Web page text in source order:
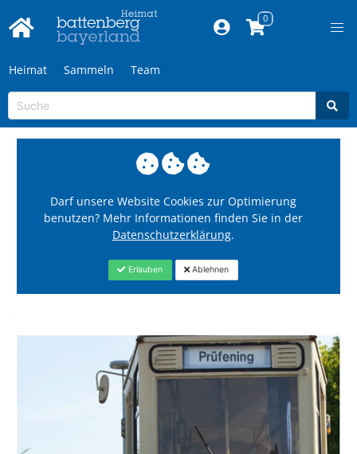
Heimat Sammeln Team
Darf unsere Website Cookies zur Optimierung
benutzen? Mehr Informationen finden Sie in der
Datenschutzerklärung.
Erlauben Ablehnen